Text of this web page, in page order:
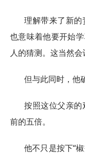
理解带来了新的
也意味着他要开始
人的猜测。这当然会
但与此同时，他
按照这位父亲
前的五倍。
他不只是按下“